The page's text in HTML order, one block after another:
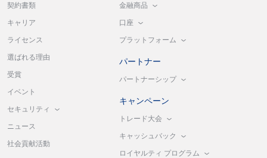
契約書類
キャリア
ライセンス
選ばれる理由
受賞
イベント
セキュリティ
ニュース
社会貢献活動
金融商品
口座
プラットフォーム
パートナー
パートナーシップ
キャンペーン
トレード大会
キャッシュバック
ロイヤルティ プログラム